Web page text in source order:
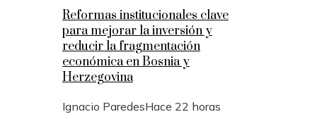
Reformas institucionales clave
para mejorar la inversión y
reducir la fragmentación
económica en Bosnia y
Herzegovina
Ignacio ParedesHace 22 horas